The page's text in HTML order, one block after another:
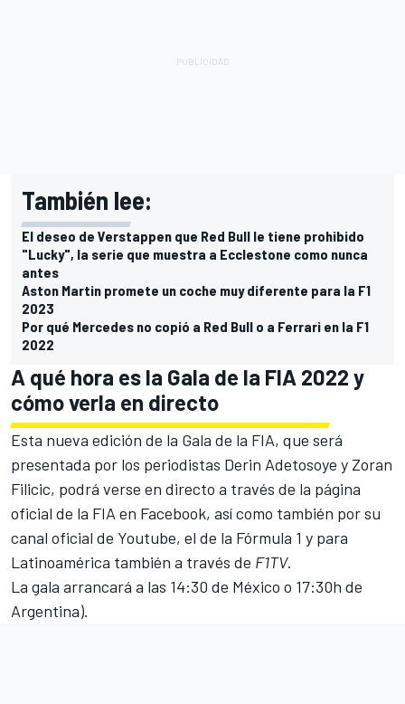
También lee:
El deseo de Verstappen que Red Bull le tiene prohibido
"Lucky", la serie que muestra a Ecclestone como nunca
antes
Aston Martin promete un coche muy diferente para la F1
2023
Por qué Mercedes no copió a Red Bull o a Ferrari en la F1
2022
A qué hora es la Gala de la FIA 2022 y
cómo verla en directo
Esta nueva edición de la Gala de la FIA, que será
presentada por los periodistas Derin Adetosoye y Zoran
Filicic, podrá verse en directo a través de la página
oficial de la FIA en Facebook, así como también por su
canal oficial de Youtube, el de la Fórmula 1 y para
Latinoamérica también a través de F1TV.
La gala arrancará a las 14:30 de México o 17:30h de
Argentina).